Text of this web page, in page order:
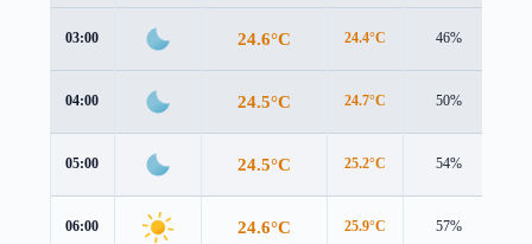
03:00 24.6°C 24.4°C 46%
04:00 24.5°C 24.7°C 50%
05:00 24.5°C 25.2°C 54%
06:00 24.6°C 25.9°C 57%